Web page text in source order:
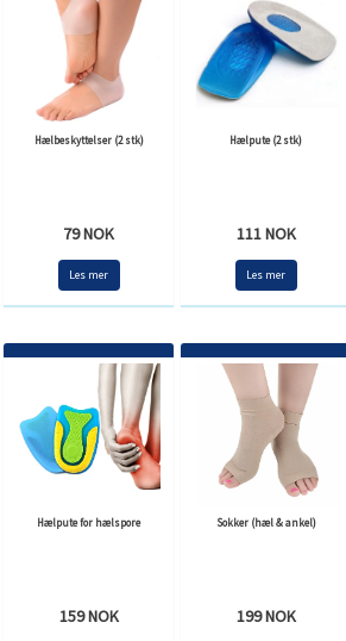
Hælbeskyttelser (2 stk)
79 NOK
Les mer
Hælpute (2 stk)
111 NOK
Les mer
Hælpute for hælspore
159 NOK
Sokker (hæl & ankel)
199 NOK